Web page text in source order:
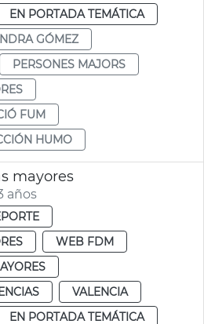
EN PORTADA TEMÁTICA
GÓMEZ
PERSONES MAJORS
FUM
HUMO
mayores
años
WEB FDM
VALENCIA
EN PORTADA TEMÁTICA